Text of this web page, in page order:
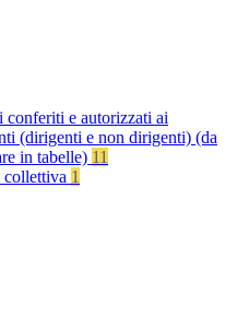
conferiti e autorizzati ai
(dirigenti e non dirigenti) (da
in tabelle) 11
collettiva 1